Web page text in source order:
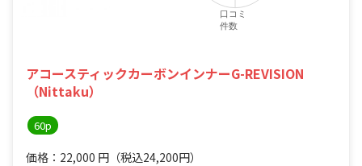
アコースティックカーボンインナーG-REVISION
（Nittaku）
60p
価格：22,000 円 （税込24,200円）
口コミ
件数